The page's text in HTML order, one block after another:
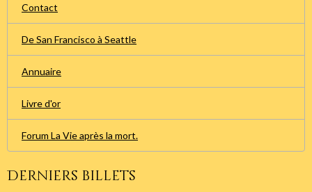
Contact
De San Francisco à Seattle
Annuaire
Livre d'or
Forum La Vie après la mort.
Derniers billets